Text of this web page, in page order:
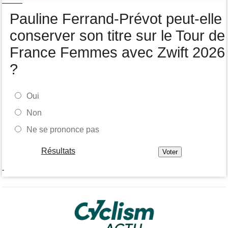
Felix Gall remporte la 3e étape et prend les commandes du
général
Pauline Ferrand-Prévot peut-elle
conserver son titre sur le Tour de
France Femmes avec Zwift 2026
?
Oui
Non
Ne se prononce pas
Résultats
-